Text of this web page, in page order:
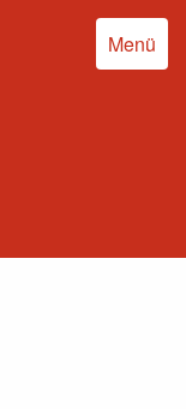
Menü